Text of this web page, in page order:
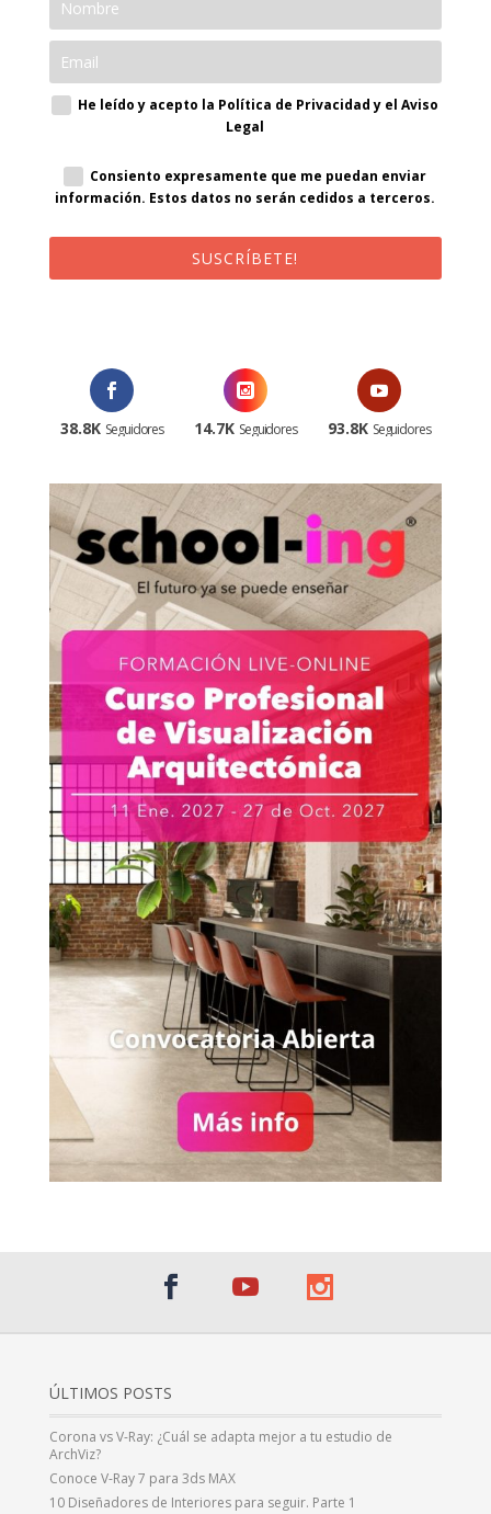
He leído y acepto la Política de Privacidad y el Aviso
Legal
Consiento expresamente que me puedan enviar
información. Estos datos no serán cedidos a terceros.
SUSCRÍBETE!
38.8K Seguidores 14.7K Seguidores 93.8K Seguidores
ÚLTIMOS POSTS
Corona vs V-Ray: ¿Cuál se adapta mejor a tu estudio de
ArchViz?
Conoce V-Ray 7 para 3ds MAX
10 Diseñadores de Interiores para seguir. Parte 1